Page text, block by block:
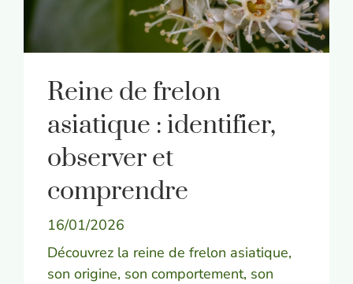
Reine de frelon
asiatique : identifier,
observer et
comprendre
16/01/2026
Découvrez la reine de frelon asiatique,
son origine, son comportement, son